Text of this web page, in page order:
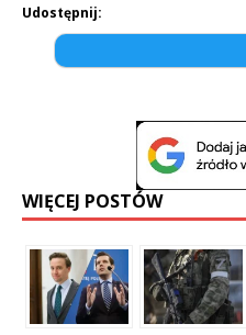
Udostępnij:
WIĘCEJ POSTÓW